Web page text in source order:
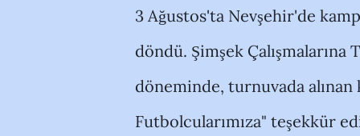
başlanıp yine aynı
hiç değişmediği yıllar
marka olan Demirspor'un
yönetiminde bulunma gücünü
3 Ağustos'ta Nevşehir'de
döndü. Şimşek
döneminde, turnuvada
Futbolcularımıza" teşekkür